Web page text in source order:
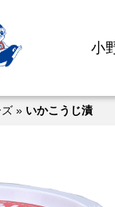
小
» いかこうじ漬